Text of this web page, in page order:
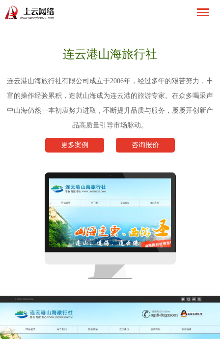
连云港山海旅行社
连云港山海旅行社有限公司成立于2006年，经过多年的艰苦努力，丰
富的操作经验累积，造就山海成为连云港的旅游专家。在众多喝采声
中山海仍然一本初衷努力进取，不断提升品质与服务，屡屡开创新产
品高质量引导市场脉动。
更多案例 咨询报价